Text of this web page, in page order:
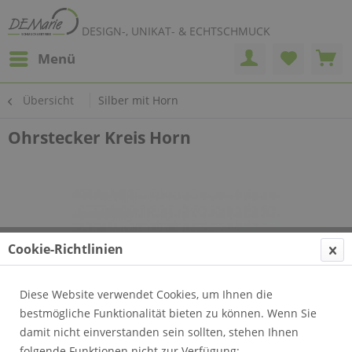
DESIGN-, UNIKAT- & ECHTSCHMUCK
Menü
Übersicht Silber mit Horn
Ohrstecker Kreis Horn
Cookie-Richtlinien
Diese Website verwendet Cookies, um Ihnen die
bestmögliche Funktionalität bieten zu können. Wenn Sie
damit nicht einverstanden sein sollten, stehen Ihnen